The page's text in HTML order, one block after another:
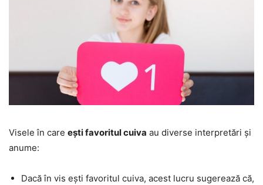
Visele în care ești favoritul cuiva au diverse interpretări și
anume:
Dacă în vis ești favoritul cuiva, acest lucru sugerează că,